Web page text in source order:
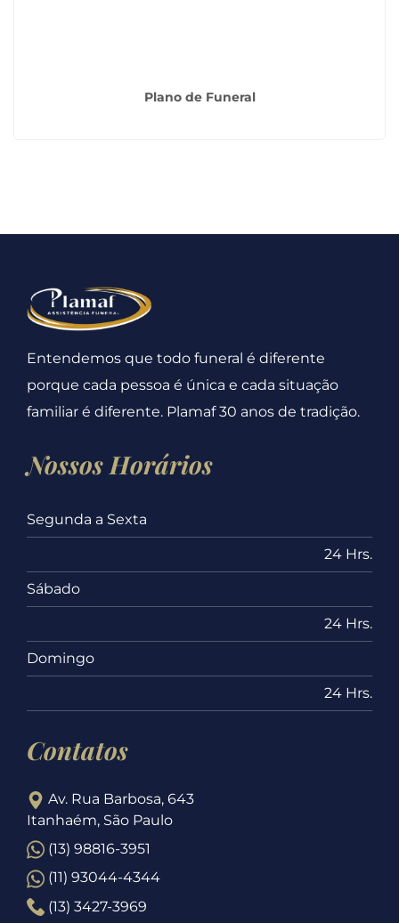
Plano de Funeral
Entendemos que todo funeral é diferente
porque cada pessoa é única e cada situação
familiar é diferente. Plamaf 30 anos de tradição.
Nossos Horários
Segunda a Sexta
24 Hrs.
Sábado
24 Hrs.
Domingo
24 Hrs.
Contatos
Av. Rua Barbosa, 643
Itanhaém, São Paulo
(13) 98816-3951
(11) 93044-4344
(13) 3427-3969